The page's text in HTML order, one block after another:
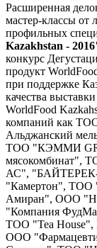
Расширенная
мастер-классы
профильных
Kazakhstan -
конкурс
продукт
при поддержке
качества
WorldFood
компаний как
Альджанский
ТОО "КЭММИ
мясокомбинат",
АС",
"Камертон", ТОО
Амиран", ООО
"Компания
ТОО "Tea
ООО